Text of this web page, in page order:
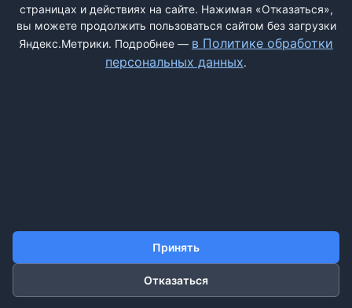
ДОБАВИТЬ ЖАЛОБУ
КОНТАКТЫ
страницах и действиях на сайте. Нажимая «Отказаться»,
вы можете продолжить пользоваться сайтом без загрузки
Яндекс.Метрики. Подробнее — в Политике обработки
персональных данных.
Принять
Отказаться